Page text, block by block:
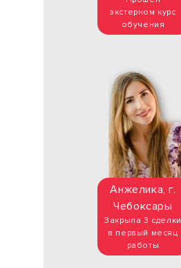
экстерном курс
обучения
Анжелика, г.
Чебоксары
Закрыла 3 сделки
в первый месяц
работы